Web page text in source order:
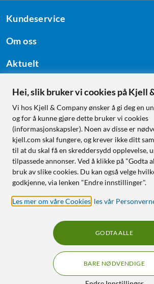
Kundeservice
Om oss
Aktuelt
Følg oss
Handle fra:
Sverige
Norge
RÅD OG TILBEHØR TIL
HJEMMEELEKTRONIKK
Hei, slik bruker vi cookies på Kjell
Vi hos Kjell & Company ønsker å gi deg en
og for å kunne gjøre dette bruker vi cookies
(informasjonskapsler). Noen av disse er
kjell.com skal fungere, og krever ikke ditt
til at du skal få en skreddersydd opplevelse,
tilpassede annonser. Ved å klikke på "Godta
bruk av slike cookies. Du kan også velge
godkjenne, via lenken "Endre innstillinger".
Les mer om våre Cookies les vår
BARE NØDVENDIGE
GODTA ALLE